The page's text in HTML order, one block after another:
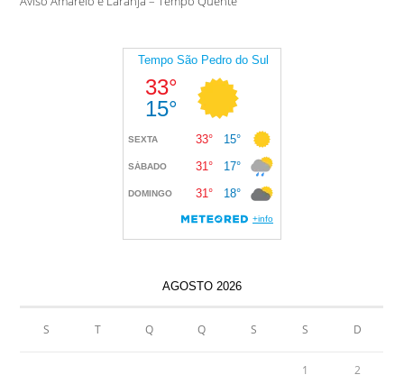
AGOSTO 2026
S T Q Q S S D
1 2